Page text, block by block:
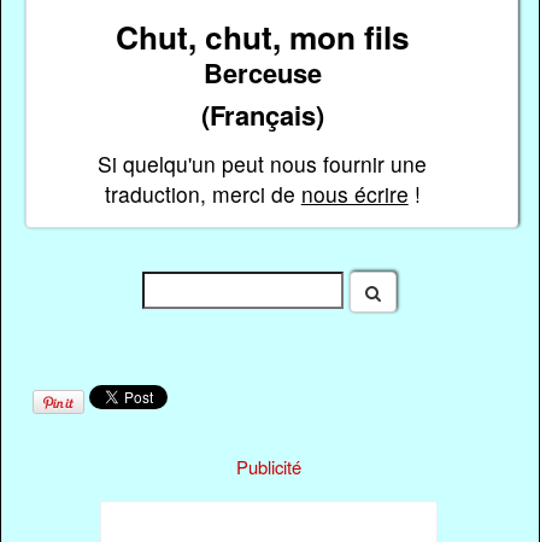
Chut, chut, mon fils
Berceuse
(Français)
Si quelqu'un peut nous fournir une
traduction, merci de nous écrire !
Publicité